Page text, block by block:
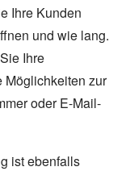
Ihre Kunden
und wie lang.
Ihre
Möglichkeiten zur
oder E-Mail-
ist ebenfalls